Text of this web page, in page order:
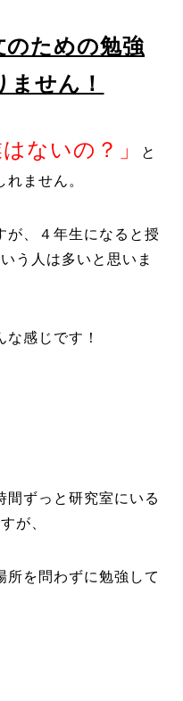
のための勉強
ません！
ないの？」
と
ません。
が、４年生になると授
う人は多いと思いま
感じです！
間ずっと研究室にいる
が、
所を問わずに勉強して